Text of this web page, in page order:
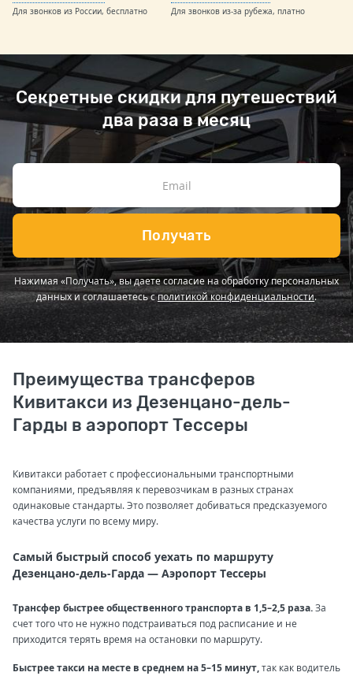
Для звонков из России, бесплатно Для звонков из-за рубежа, платно
Секретные скидки для путешествий
два раза в месяц
Получать
Нажимая «Получать», вы даете согласие на обработку персональных
данных и соглашаетесь сполитикой конфиденциальности.
Преимущества трансферов
Кивитакси из Дезенцано-дель-
Гарды в аэропорт Тессеры
Кивитакси работает с профессиональными транспортными
компаниями, предъявляя к перевозчикам в разных странах
одинаковые стандарты. Это позволяет добиваться предсказуемого
качества услуги по всему миру.
Самый быстрый способ уехать по маршруту
Дезенцано-дель-Гарда — Аэропорт Тессеры
Трансфер быстрее общественного транспорта в 1,5–2,5 раза.За
счет того что не нужно подстраиваться под расписание и не
приходится терять время на остановки по маршруту.
Быстрее такси на месте в среднем на 5–15 минут,так как водитель